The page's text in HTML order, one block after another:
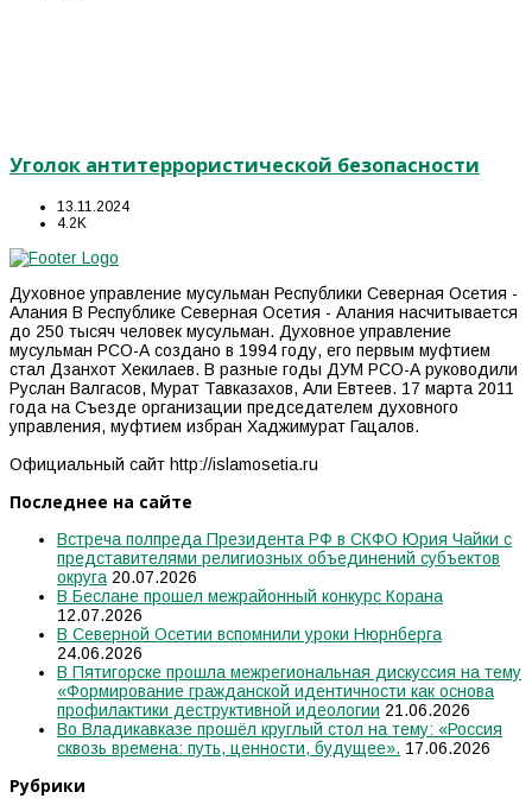
Уголок антитеррористической безопасности
13.11.2024
4.2K
Духовное управление мусульман Республики Северная Осетия -
Алания В Республике Северная Осетия - Алания насчитывается
до 250 тысяч человек мусульман. Духовное управление
мусульман РСО-А создано в 1994 году, его первым муфтием
стал Дзанхот Хекилаев. В разные годы ДУМ РСО-А руководили
Руслан Валгасов, Мурат Тавказахов, Али Евтеев. 17 марта 2011
года на Съезде организации председателем духовного
управления, муфтием избран Хаджимурат Гацалов.
Официальный сайт http://islamosetia.ru
Последнее на сайте
Встреча полпреда Президента РФ в СКФО Юрия Чайки с
представителями религиозных объединений субъектов
округа 20.07.2026
В Беслане прошел межрайонный конкурс Корана
12.07.2026
В Северной Осетии вспомнили уроки Нюрнберга
24.06.2026
В Пятигорске прошла межрегиональная дискуссия на тему
«Формирование гражданской идентичности как основа
профилактики деструктивной идеологии 21.06.2026
Во Владикавказе прошёл круглый стол на тему: «Россия
сквозь времена: путь, ценности, будущее». 17.06.2026
Рубрики